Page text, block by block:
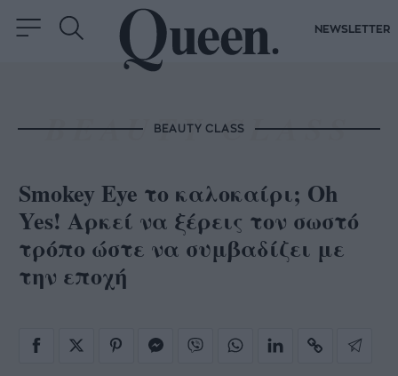
NEWSLETTER
BEAUTY CLASS
Smokey Eye το καλοκαίρι; Oh
Yes! Αρκεί να ξέρεις τον σωστό
τρόπο ώστε να συμβαδίζει με
την εποχή